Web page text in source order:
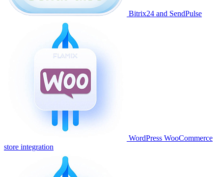
Bitrix24 and SendPulse
WordPress WooCommerce
store integration